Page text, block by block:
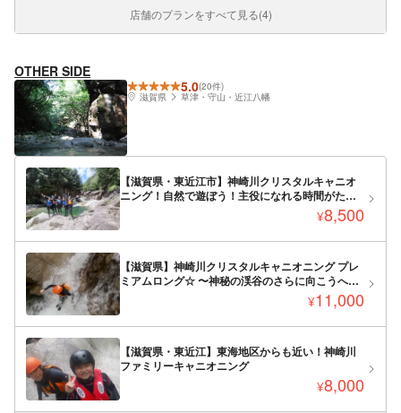
店舗のプランをすべて見る(4)
OTHER SIDE
5.0(20件)
滋賀県
草津・守山・近江八幡
【滋賀県・東近江市】神崎川クリスタルキャニオ
ニング！自然で遊ぼう！主役になれる時間がたっ
ぷり！最大人数が10人までの少人数制体験ツア
¥8,500
【滋賀県】神崎川クリスタルキャニオニング プレ
ミアムロング☆ 〜神秘の渓谷のさらに向こうへ〜
東海地区からもアクセス良好！5名以上で更にお得
¥11,000
【滋賀県・東近江】東海地区からも近い！神崎川
ファミリーキャニオニング
¥8,000